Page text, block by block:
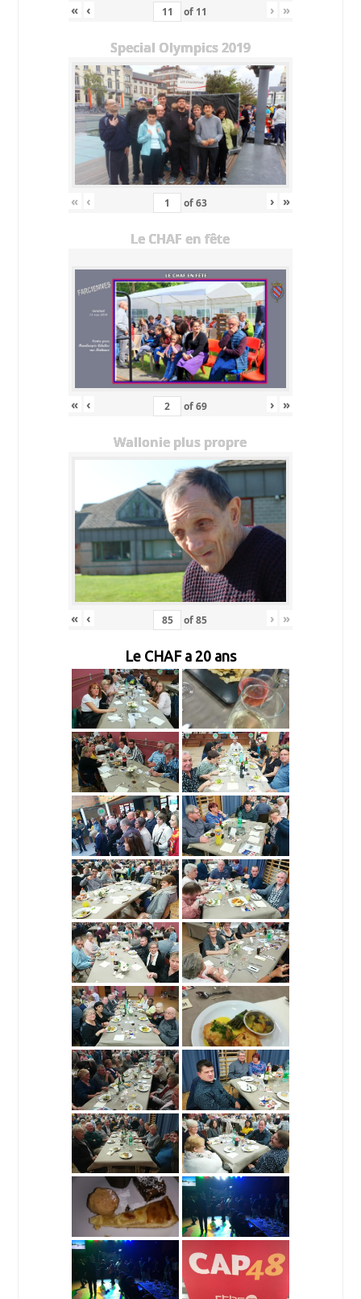
« ‹ of 11 › »
Special Olympics 2019
« ‹ of63 › »
Le CHAF en fête
« ‹ of69 › »
Wallonie plus propre
« ‹ of85 › »
Le CHAF a 20 ans